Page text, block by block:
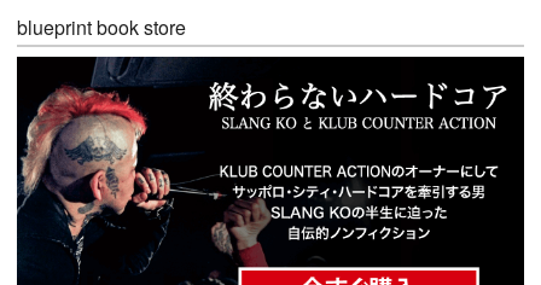
blueprint book store